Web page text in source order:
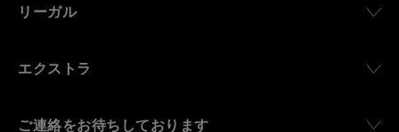
リーガル
エクストラ
ご連絡をお待ちしております